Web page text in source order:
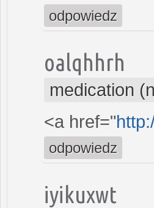
odpowiedz
oalqhhrh
medication
<a href="
odpowiedz
iyikuxwt